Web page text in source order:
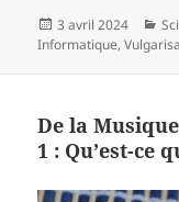
Publié
le
3 avril 2024
Informatique,
De la
1 : Qu’est-ce